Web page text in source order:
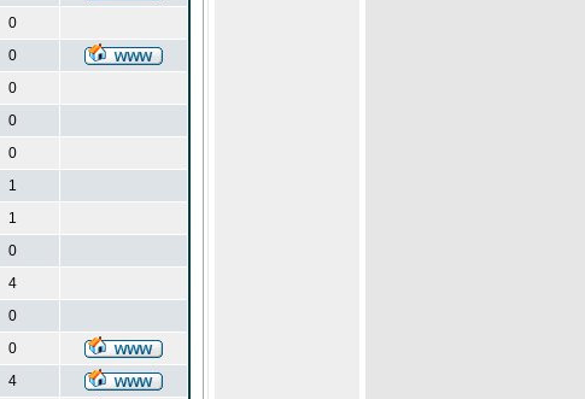
0
0
0
0
0
1
1
0
4
0
0
4